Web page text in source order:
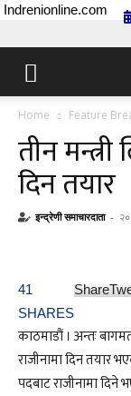
Indrenionline.com
Home Feature
तीन
दिन तयार
इन्द्रेणी समाचारदाता -
41
SHARES
Share
काठमाडौं । अन्तः
राजीनामा दिन
पदबाट राजीनामा दिने